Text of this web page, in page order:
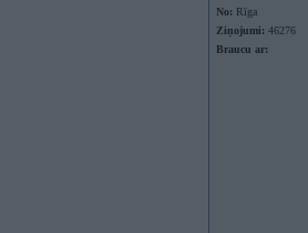
No: Rīga
Ziņojumi: 46276
Braucu ar: